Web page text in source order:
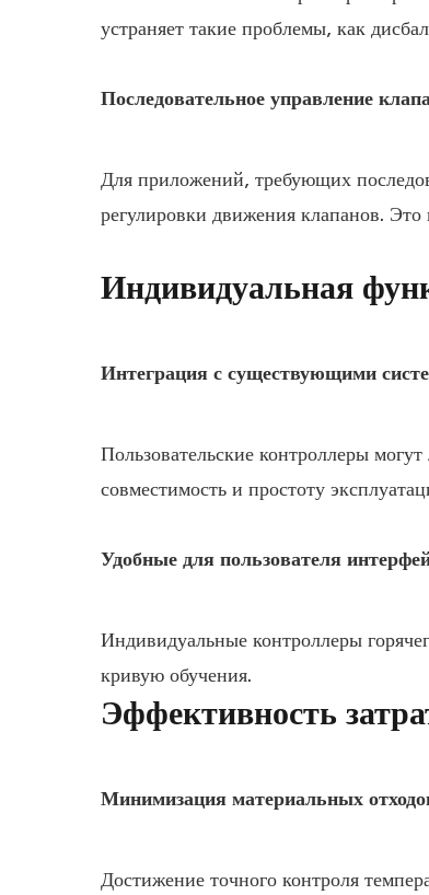
устраняет такие проблемы, как
Последовательное управление
Для приложений, требующих
регулировки движения клапанов.
Индивидуальная
Интеграция с существующими
Пользовательские контроллеры
совместимость и простоту
Удобные для пользователя
Индивидуальные контроллеры
кривую обучения.
Эффективность
Минимизация материальных
Достижение точного контроля